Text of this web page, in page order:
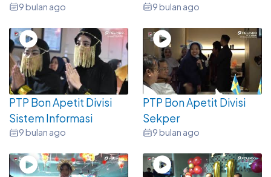
9 bulan ago 9 bulan ago
PTP Bon Apetit Divisi
Sistem Informasi
9 bulan ago
PTP Bon Apetit Divisi
Sekper
9 bulan ago